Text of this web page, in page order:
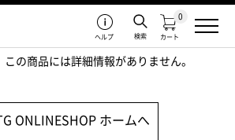
カート
0
検索
ヘルプ
の商品には詳細情報がありません。
ONLINESHOP ホームへ